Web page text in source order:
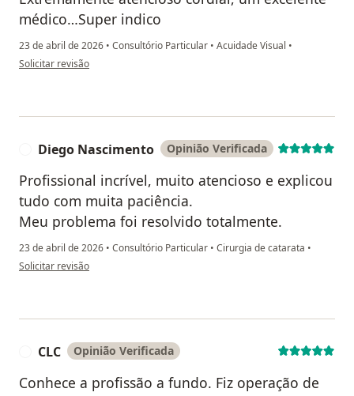
médico…Super indico
23 de abril de 2026 • Consultório Particular • Acuidade Visual •
na opinião do utilizador Edclelson Oliveira
Solicitar revisão
Diego Nascimento Opinião Verificada
Profissional incrível, muito atencioso e explicou
tudo com muita paciência.
Meu problema foi resolvido totalmente.
23 de abril de 2026 • Consultório Particular • Cirurgia de catarata •
na opinião do utilizador Diego Nascimento
Solicitar revisão
CLC Opinião Verificada
Conhece a profissão a fundo. Fiz operação de